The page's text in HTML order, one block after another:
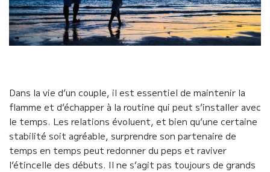
Dans la vie d’un couple, il est essentiel de maintenir la
flamme et d’échapper à la routine qui peut s’installer avec
le temps. Les relations évoluent, et bien qu’une certaine
stabilité soit agréable, surprendre son partenaire de
temps en temps peut redonner du peps et raviver
l’étincelle des débuts. Il ne s’agit pas toujours de grands